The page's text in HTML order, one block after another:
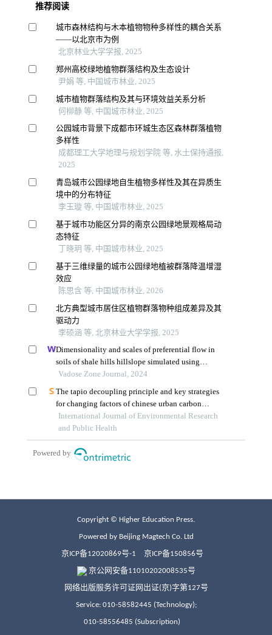
Copyright © Higher Education Press.
Powered by Beijing Magtech Co. Ltd
京ICP备12020869号-1 京ICP备150856号
京公网安备11010202008535号
网络出版服务许可证网出证(京)字第127号
Service: 010-58582445 (Technology);
010-58556485 (Subscription)